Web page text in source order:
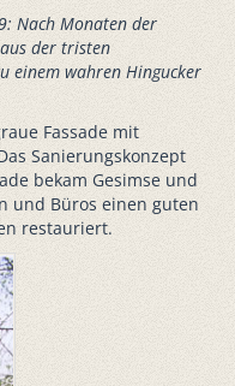
Nach Monaten der
der tristen
einem wahren Hingucker
Fassade mit
Sanierungskonzept
bekam Gesimse und
und Büros einen guten
restauriert.